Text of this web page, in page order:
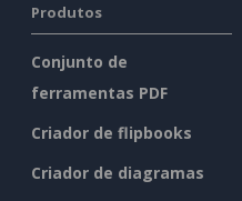
Produtos
Conjunto de
ferramentas PDF
Criador de flipbooks
Criador de diagramas